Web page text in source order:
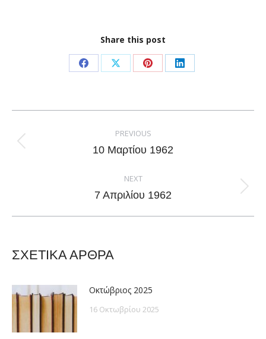
Share this post
Share
Facebook
Share
X
Share
Pinterest
Share
LinkedIn
navigation
PREVIOUS
Previous
10 Μαρτίου 1962
NEXT
Next
7 Απριλίου 1962
ΣΧΕΤΙΚΑ ΑΡΘΡΑ
Οκτώβριος 2025
16 Οκτωβρίου 2025